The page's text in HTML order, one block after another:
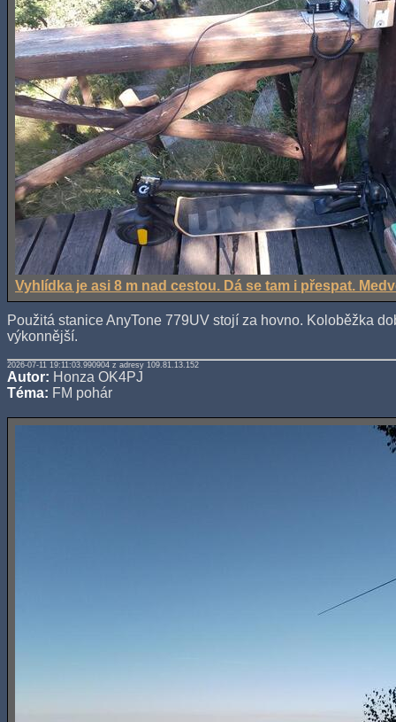
Vyhlídka je asi 8 m nad cestou. Dá se tam i přespat.
Použitá stanice AnyTone 779UV stojí za hovno. Koloběžka
výkonnější.
2026-07-11 19:11:03.990904 z adresy 109.81.13.152
Autor: Honza OK4PJ
Téma: FM pohár